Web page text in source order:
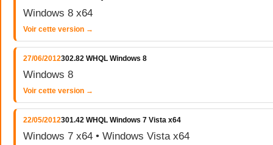
Windows 8 x64
Voir cette version →
27/06/2012302.82 WHQL Windows 8
Windows 8
Voir cette version →
22/05/2012301.42 WHQL Windows 7 Vista x64
Windows 7 x64 • Windows Vista x64